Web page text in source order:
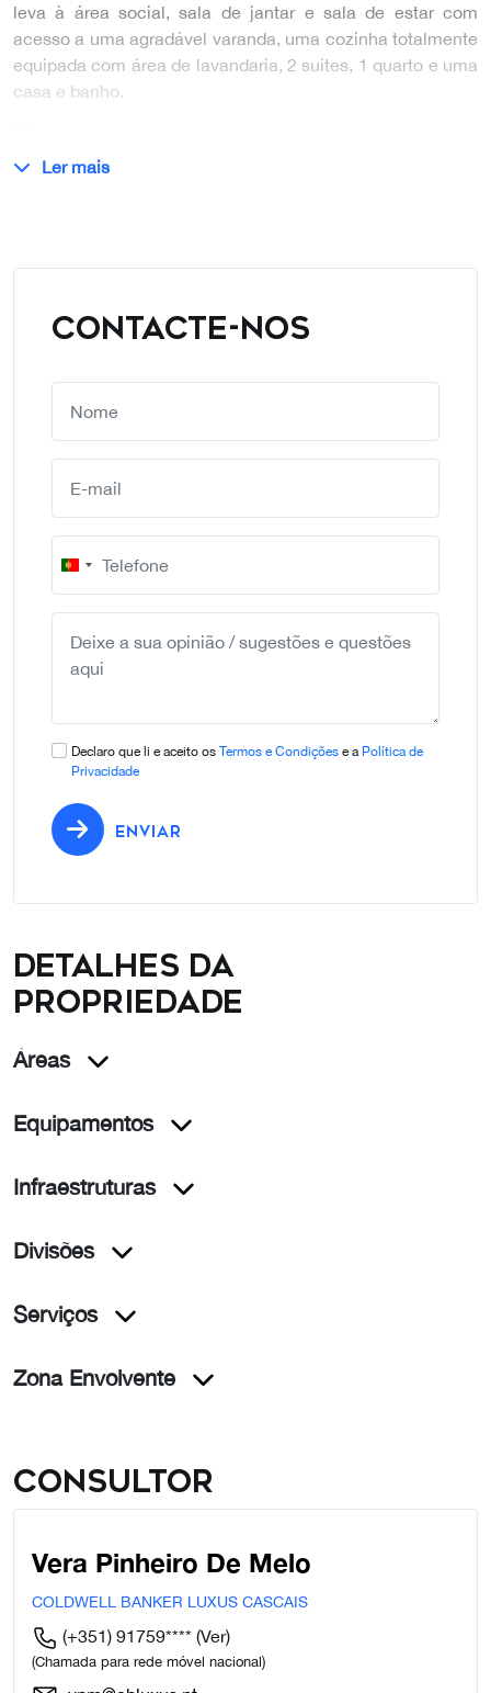
leva à área social, sala de jantar e sala de estar com
acesso a uma agradável varanda, uma cozinha totalmente
equipada com área de lavandaria, 2 suites, 1 quarto e uma
casa e banho.
Ler mais
CONTACTE-NOS
Portugal
+351
Declaro que li e aceito os Termos e Condições e a Política de
Privacidade
ENVIAR
Detalhes da
propriedade
Áreas
Equipamentos
Infraestruturas
Divisões
Serviços
Zona Envolvente
Consultor
Vera Pinheiro De Melo
COLDWELL BANKER LUXUS CASCAIS
(+351) 91759**** (Ver)
(Chamada para rede móvel nacional)